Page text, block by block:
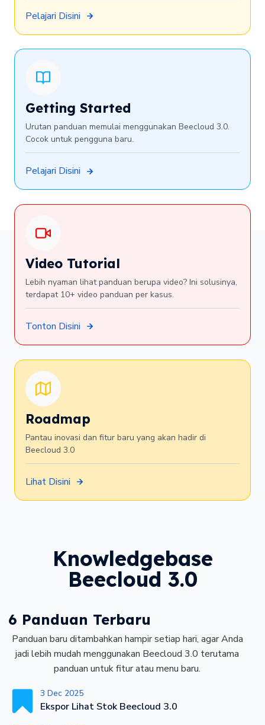
Pelajari Disini
Getting Started
Urutan panduan memulai menggunakan Beecloud 3.0.
Cocok untuk pengguna baru.
Pelajari Disini
Video Tutorial
Lebih nyaman lihat panduan berupa video? Ini solusinya,
terdapat 10+ video panduan per kasus.
Tonton Disini
Roadmap
Pantau inovasi dan fitur baru yang akan hadir di
Beecloud 3.0
Lihat Disini
Knowledgebase
Beecloud 3.0
6 Panduan Terbaru
Panduan baru ditambahkan hampir setiap hari, agar Anda
jadi lebih mudah menggunakan Beecloud 3.0 terutama
panduan untuk fitur atau menu baru.
3 Dec 2025
Ekspor Lihat Stok Beecloud 3.0